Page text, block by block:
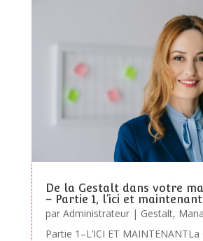
De la Gestalt dans votre
– Partie 1, l’ici et maintenant
par Administrateur| Gestalt,
Partie 1–L’ICI ET